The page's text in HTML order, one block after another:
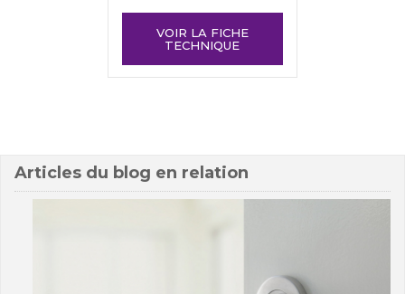
VOIR LA FICHE
TECHNIQUE
Articles du blog en relation